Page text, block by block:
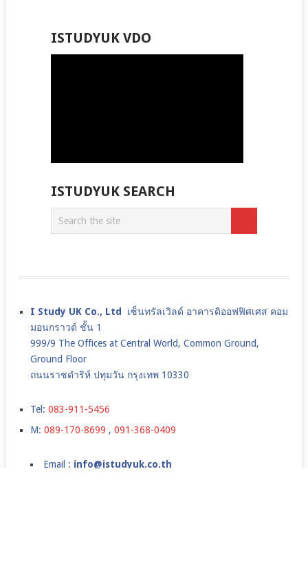
ISTUDYUK VDO
ISTUDYUK SEARCH
I Study UK Co., Ltd เซ็นทรัลเวิลด์ อาคารดิออฟฟิศเศส คอม
มอนกราวด์ ชั้น 1
999/9 The Offices at Central World, Common Ground,
Ground Floor
ถนนราชดำริห์ ปทุมวัน กรุงเทพ 10330
Tel: 083-911-5456
M: 089-170-8699 , 091-368-0409
Email : info@istudyuk.co.th